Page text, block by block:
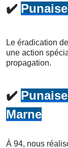
✔️
Le éradication
une action
propagation.
✔️
Marne
À 94, nous